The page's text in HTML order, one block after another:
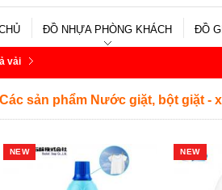
ĐỒ NHỰA PHÒNG KHÁCH ĐỒ
vải
Các sản phẩm Nước giặt, bột giặt -
NEW NEW